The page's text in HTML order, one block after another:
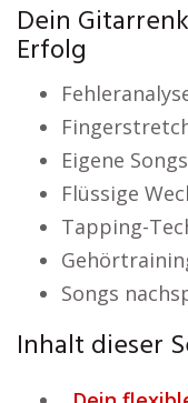
Dein
Erfolg
Eigene
Flüssige
Tapping-
Songs
Inhalt dieser